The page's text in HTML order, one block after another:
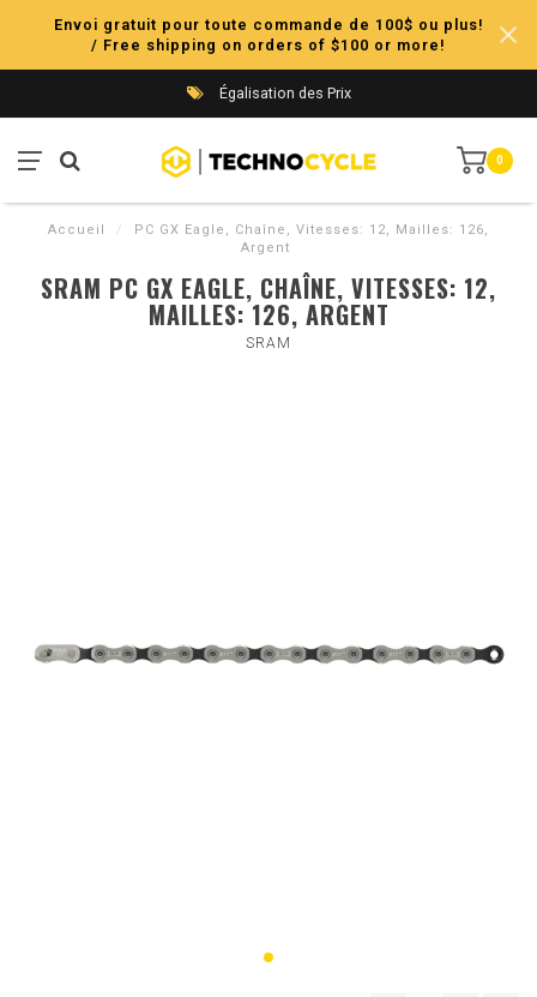
Envoi gratuit pour toute commande de 100$ ou plus!
/ Free shipping on orders of $100 or more!
Égalisation des Prix
0
Accueil /
PC GX Eagle, Chaîne, Vitesses: 12, Mailles: 126,
Argent
SRAM PC GX EAGLE, CHAÎNE, VITESSES: 12,
MAILLES: 126, ARGENT
SRAM